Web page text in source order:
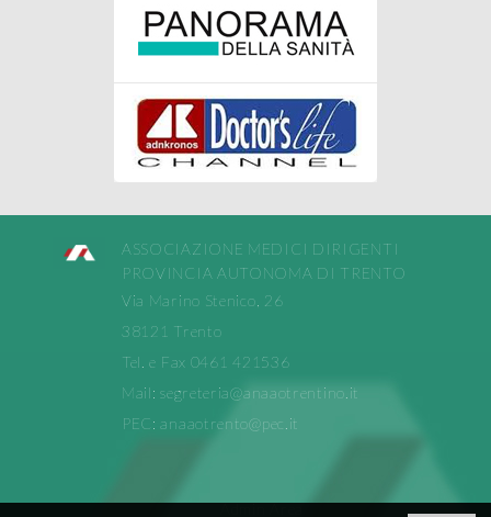
ASSOCIAZIONE MEDICI DIRIGENTI
PROVINCIA AUTONOMA DI TRENTO
Via Marino Stenico, 26
38121 Trento
Tel. e Fax 0461 421536
Mail:segreteria@anaaotrentino.it
PEC:anaaotrento@pec.it
Admin Area